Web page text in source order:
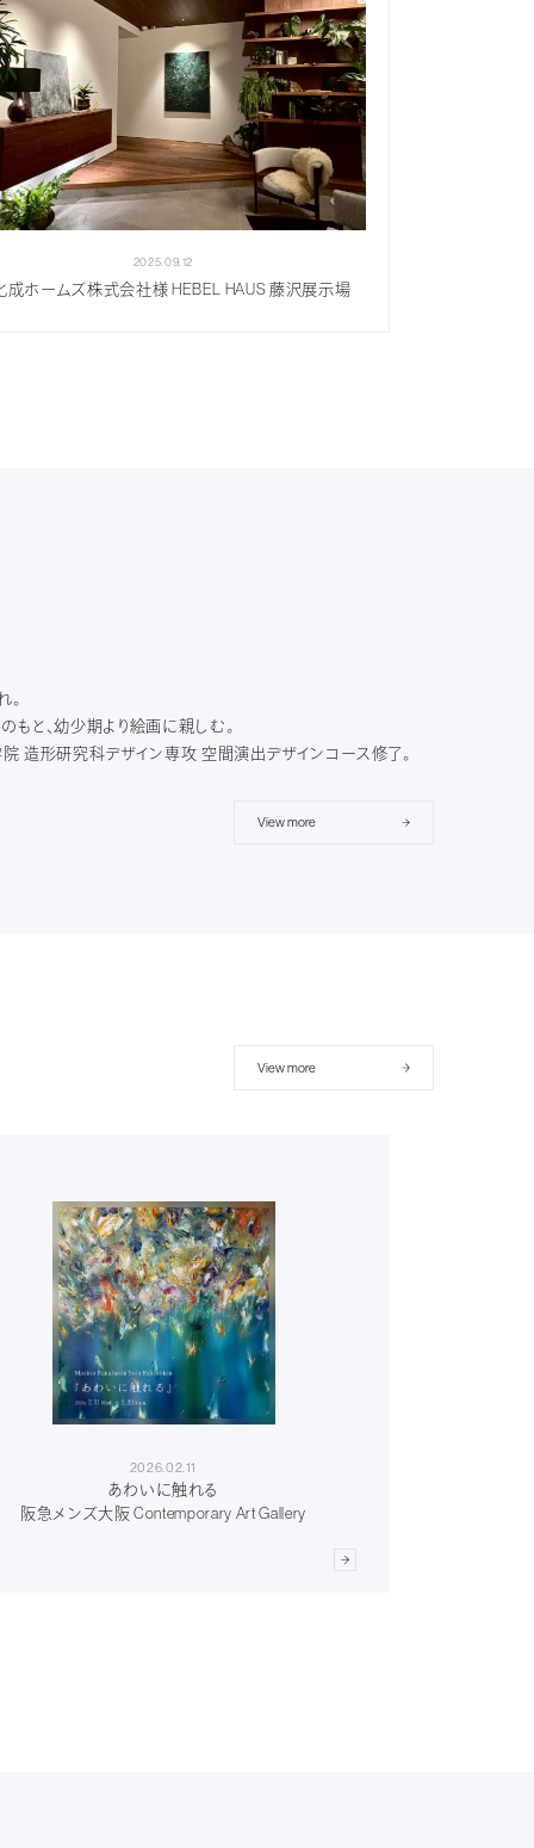
2025.09.12
成ホームズ株式会社様 HEBEL HAUS 藤沢展示場
と、幼少期より絵画に親しむ。
造形研究科デザイン専攻 空間演出デザインコース修了。
View more
View more
2026.02.11
あわいに触れる
阪急メンズ大阪 Contemporary Art Gallery